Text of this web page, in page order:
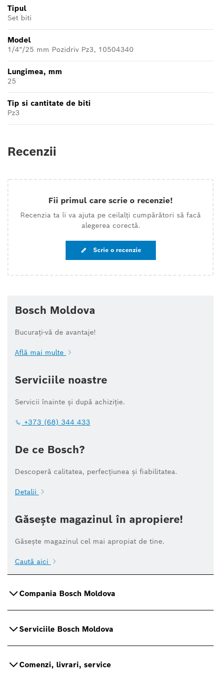
Tipul
Set biti
Model
1/4"/25 mm Pozidriv Pz3, 10504340
Lungimea, mm
25
Tip si cantitate de biti
Pz3
Recenzii
Fii primul care scrie o recenzie!
Recenzia ta îi va ajuta pe ceilalți cumpărători să facă
alegerea corectă.
Scrie o recenzie
Bosch Moldova
Bucurați-vă de avantaje!
Află mai multe
Serviciile noastre
Servicii înainte și după achiziție.
+373 (68) 344 433
De ce Bosch?
Descoperă calitatea, perfecțiunea și fiabilitatea.
Detalii
Găsește magazinul în apropiere!
Găsește magazinul cel mai apropiat de tine.
Caută aici
Compania Bosch Moldova
Serviciile Bosch Moldova
Comenzi, livrari, service